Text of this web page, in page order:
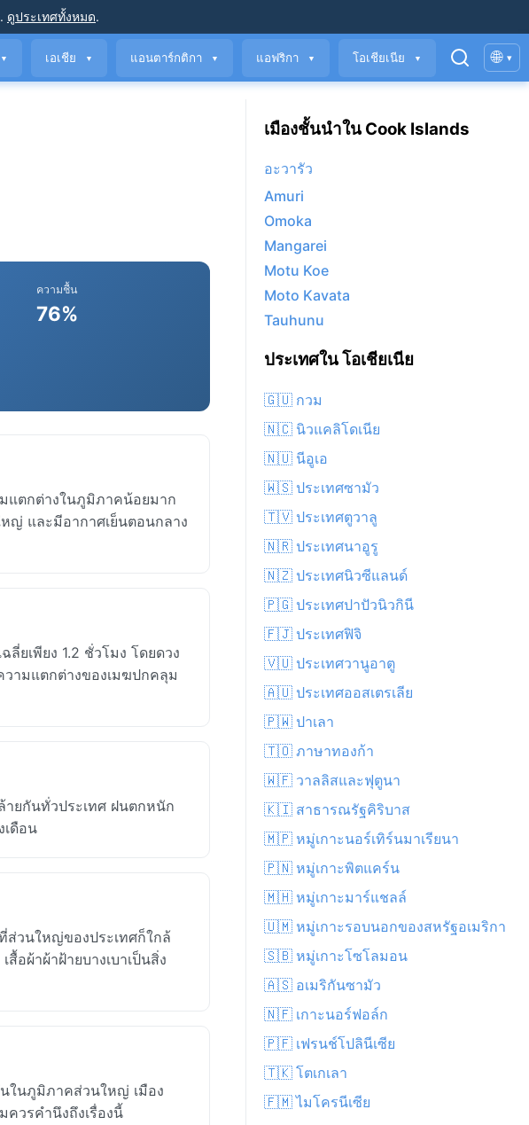
. ดูประเทศทั้งหมด.
▼ เอเชีย ▼ แอนตาร์กติกา ▼ แอฟริกา ▼ โอเชียเนีย ▼ 🌐 ▾
ความชื้น
76%
แตกต่างในภูมิภาคน้อยมาก
ญ่ และมีอากาศเย็นตอนกลาง
ยเพียง 1.2 ชั่วโมง โดยดวง
ามแตกต่างของเมฆปกคลุม
ยกันทั่วประเทศ ฝนตกหนัก
ดือน
ส่วนใหญ่ของประเทศก็ใกล้
ผ้าผ้าฝ้ายบางเบาเป็นสิ่ง
ในภูมิภาคส่วนใหญ่ เมือง
ควรคำนึงถึงเรื่องนี้
เมืองชั้นนำใน Cook Islands
อะวารัว
Amuri
Omoka
Mangarei
Motu Koe
Moto Kavata
Tauhunu
ประเทศใน โอเชียเนีย
🇬🇺 กวม
🇳🇨 นิวแคลิโดเนีย
🇳🇺 นีอูเอ
🇼🇸 ประเทศซามัว
🇹🇻 ประเทศตูวาลู
🇳🇷 ประเทศนาอูรู
🇳🇿 ประเทศนิวซีแลนด์
🇵🇬 ประเทศปาปัวนิวกินี
🇫🇯 ประเทศฟิจิ
🇻🇺 ประเทศวานูอาตู
🇦🇺 ประเทศออสเตรเลีย
🇵🇼 ปาเลา
🇹🇴 ภาษาทองก้า
🇼🇫 วาลลิสและฟุตูนา
🇰🇮 สาธารณรัฐคิริบาส
🇲🇵 หมู่เกาะนอร์เทิร์นมาเรียนา
🇵🇳 หมู่เกาะพิตแคร์น
🇲🇭 หมู่เกาะมาร์แชลล์
🇺🇲 หมู่เกาะรอบนอกของสหรัฐอเมริกา
🇸🇧 หมู่เกาะโซโลมอน
🇦🇸 อเมริกันซามัว
🇳🇫 เกาะนอร์ฟอล์ก
🇵🇫 เฟรนช์โปลินีเซีย
🇹🇰 โตเกเลา
🇫🇲 ไมโครนีเซีย